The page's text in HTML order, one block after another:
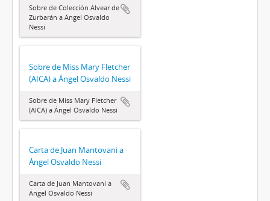
Sobre de Colección Alvear de
Zurbarán a Ángel Osvaldo
Nessi
Sobre de Miss Mary Fletcher
(AICA) a Ángel Osvaldo Nessi
Sobre de Miss Mary Fletcher
(AICA) a Ángel Osvaldo Nessi
Carta de Juan Mantovani a
Ángel Osvaldo Nessi
Carta de Juan Mantovani a
Ángel Osvaldo Nessi